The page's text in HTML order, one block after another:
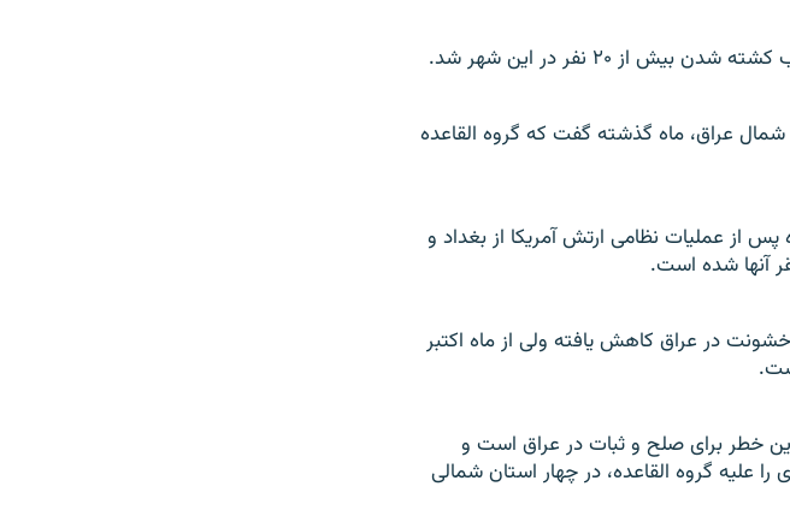
شمال عراق، ماه گذشته گفت که گروه القاعده
پس از عمليات نظامی ارتش آمريکا از بغداد و
آنها شده است.
در عراق کاهش يافته ولی از ماه اکتبر
خطر برای صلح و ثبات در عراق است و
عليه گروه القاعده، در چهار استان شمالی